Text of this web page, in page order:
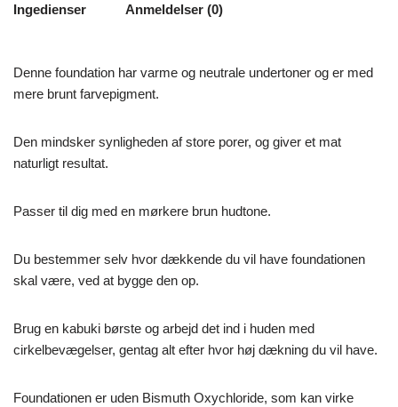
Ingedienser Anmeldelser (0)
Denne foundation har varme og neutrale undertoner og er med
mere brunt farvepigment.
Den mindsker synligheden af store porer, og giver et mat
naturligt resultat.
Passer til dig med en mørkere brun hudtone.
Du bestemmer selv hvor dækkende du vil have foundationen
skal være, ved at bygge den op.
Brug en kabuki børste og arbejd det ind i huden med
cirkelbevægelser, gentag alt efter hvor høj dækning du vil have.
Foundationen er uden Bismuth Oxychloride, som kan virke